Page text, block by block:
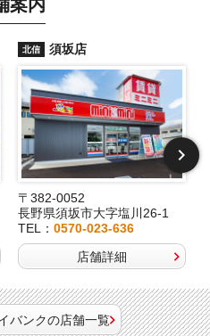
案内
北信 須坂店
〒382-0052
長野県須坂市大字塩川26-1
TEL：0570-023-636
店舗詳細
バンクの店舗一覧